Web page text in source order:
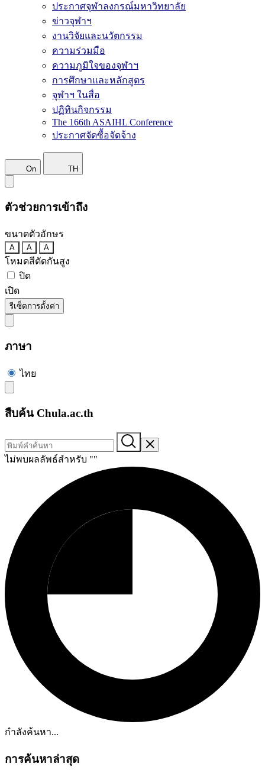
ประกาศจุฬาลงกรณ์มหาวิทยาลัย
ข่าวจุฬาฯ
งานวิจัยและนวัตกรรม
ความร่วมมือ
ความภูมิใจของจุฬาฯ
การศึกษาและหลักสูตร
จุฬาฯ ในสื่อ
ปฏิทินกิจกรรม
The 166th ASAIHL Conference
ประกาศจัดซื้อจัดจ้าง
On TH
ตัวช่วยการเข้าถึง
ขนาดตัวอักษร
A A A
โหมดสีตัดกันสูง
ปิด
เปิด
รีเซ็ตการตั้งค่า
ภาษา
ไทย
สืบค้น Chula.ac.th
ไม่พบผลลัพธ์สำหรับ ""
กำลังค้นหา...
การค้นหาล่าสุด